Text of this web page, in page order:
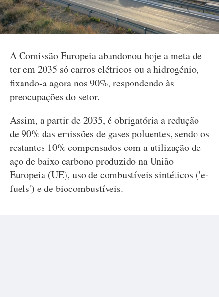
A Comissão Europeia abandonou hoje a meta de
ter em 2035 só carros elétricos ou a hidrogénio,
fixando-a agora nos 90%, respondendo às
preocupações do setor.
Assim, a partir de 2035, é obrigatória a redução
de 90% das emissões de gases poluentes, sendo os
restantes 10% compensados com a utilização de
aço de baixo carbono produzido na União
Europeia (UE), uso de combustíveis sintéticos ('e-
fuels') e de biocombustíveis.